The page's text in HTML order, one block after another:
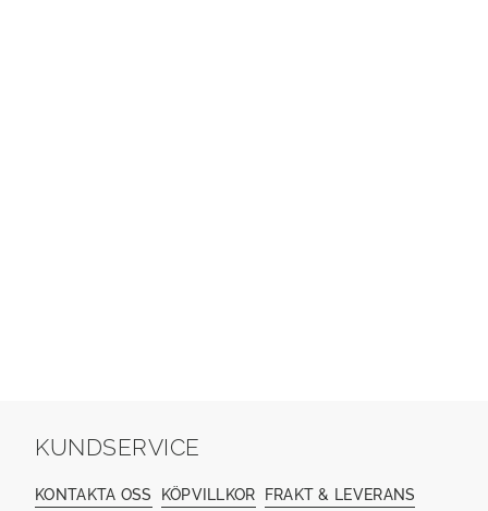
KUNDSERVICE
KONTAKTA OSS KÖPVILLKOR FRAKT & LEVERANS